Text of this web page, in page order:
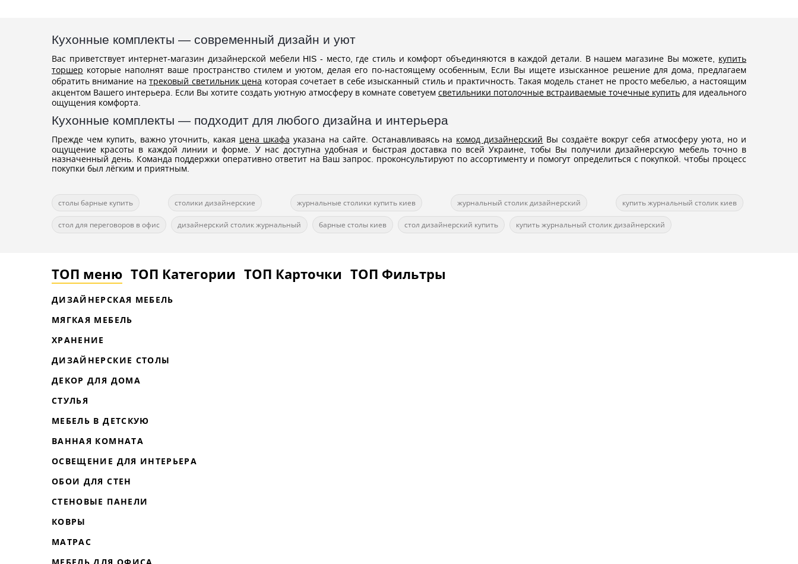
Кухонные комплекты — современный дизайн и уют
Вас приветствует интернет-магазин дизайнерской мебели HIS - место, где стиль и комфорт объединяются в каждой детали. В нашем магазине Вы можете, купить
торшер которые наполнят ваше пространство стилем и уютом, делая его по-настоящему особенным, Если Вы ищете изысканное решение для дома, предлагаем
обратить внимание натрековый светильник цена которая сочетает в себе изысканный стиль и практичность. Такая модель станет не просто мебелью, а настоящим
акцентом Вашего интерьера. Если Вы хотите создать уютную атмосферу в комнате советуем светильники потолочные встраиваемые точечные купить для идеального
ощущения комфорта.
Кухонные комплекты — подходит для любого дизайна и интерьера
Прежде чем купить, важно уточнить, какая цена шкафа указана на сайте. Останавливаясь на комод дизайнерский Вы создаёте вокруг себя атмосферу уюта, но и
ощущение красоты в каждой линии и форме. У нас доступна удобная и быстрая доставка по всей Украине, тобы Вы получили дизайнерскую мебель точно в
назначенный день. Команда поддержки оперативно ответит на Ваш запрос. проконсультируют по ассортименту и помогут определиться с покупкой. чтобы процесс
покупки был лёгким и приятным.
столы барные купить столики дизайнерские журнальные столики купить киев журнальный столик дизайнерский купить журнальный столик киев
стол для переговоров в офис дизайнерский столик журнальный барные столы киев стол дизайнерский купить купить журнальный столик дизайнерский
ТОП меню ТОП Категории ТОП Карточки ТОП Фильтры
ДИЗАЙНЕРСКАЯ МЕБЕЛЬ
МЯГКАЯ МЕБЕЛЬ
ХРАНЕНИЕ
ДИЗАЙНЕРСКИЕ СТОЛЫ
ДЕКОР ДЛЯ ДОМА
СТУЛЬЯ
МЕБЕЛЬ В ДЕТСКУЮ
ВАННАЯ КОМНАТА
ОСВЕЩЕНИЕ ДЛЯ ИНТЕРЬЕРА
ОБОИ ДЛЯ СТЕН
СТЕНОВЫЕ ПАНЕЛИ
КОВРЫ
МАТРАС